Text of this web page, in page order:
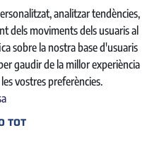
TRATAMIENTO
analitzar tendències,
dels moviments dels usuaris al
sobre la nostra base d'usuaris
gaudir de la millor experiència
vostres preferències.
TOT